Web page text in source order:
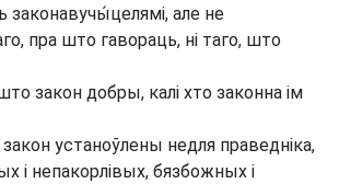
але не
пра што гавораць, ні таго, што
закон добры, калі хто законна ім
устаноўлены недля праведніка,
і непакорлівых, бязбожных і